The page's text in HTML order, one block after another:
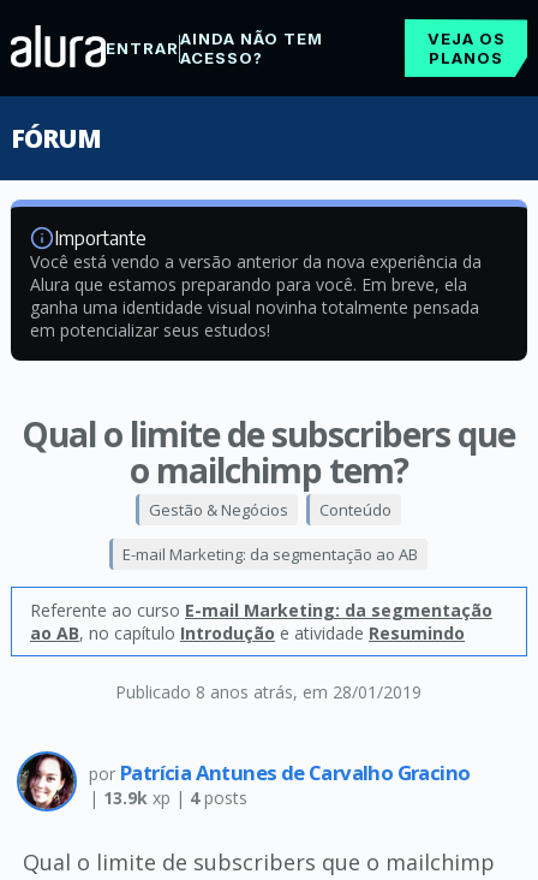
ENTRARAINDA NÃO TEM
ACESSO?
VEJA OS
PLANOS
FÓRUM
Importante
Você está vendo a versão anterior da nova experiência da
Alura que estamos preparando para você. Em breve, ela
ganha uma identidade visual novinha totalmente pensada
em potencializar seus estudos!
Qual o limite de subscribers que
o mailchimp tem?
Publicado 8 anos atrás, em 28/01/2019
Gestão & Negócios Conteúdo
E-mail Marketing: da segmentação ao AB
Referente ao curso E-mail Marketing: da segmentação
ao AB, no capítulo Introdução e atividade Resumindo
por Patrícia Antunes de Carvalho Gracino
| 13.9kxp | 4posts
Qual o limite de subscribers que o mailchimp